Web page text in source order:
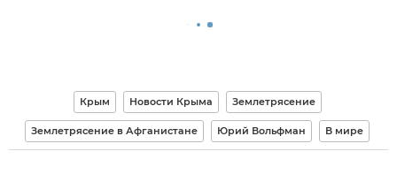
Крым Новости Крыма Землетрясение
Землетрясение в Афганистане Юрий Вольфман В мире